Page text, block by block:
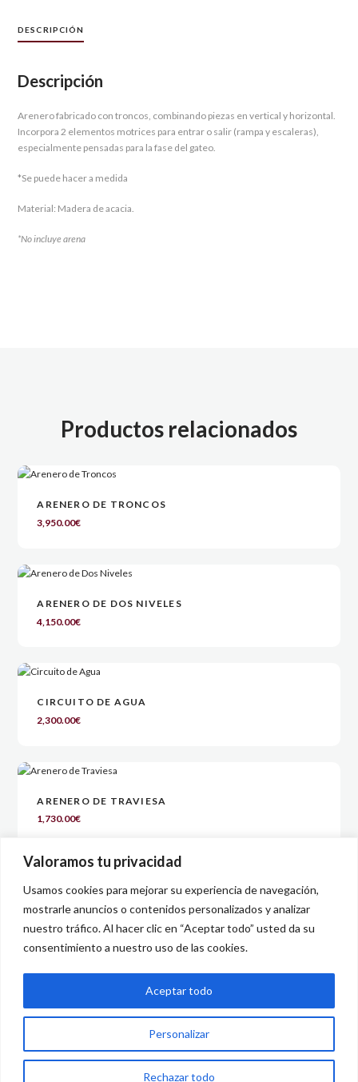
Valoramos tu privacidad
Usamos cookies para mejorar su experiencia de navegación,
mostrarle anuncios o contenidos personalizados y analizar
nuestro tráfico. Al hacer clic en “Aceptar todo” usted da su
consentimiento a nuestro uso de las cookies.
Personalizar
Rechazar todo
Aceptar todo
DESCRIPCIÓN
Descripción
Arenero fabricado con troncos, combinando piezas en vertical y horizontal.
Incorpora 2 elementos motrices para entrar o salir (rampa y escaleras),
especialmente pensadas para la fase del gateo.
*Se puede hacer a medida
Material: Madera de acacia.
*No incluye arena
Productos relacionados
ARENERO DE TRONCOS
3,950.00€
ARENERO DE DOS NIVELES
4,150.00€
CIRCUITO DE AGUA
2,300.00€
ARENERO DE TRAVIESA
1,730.00€
puntos de vista y las opiniones expresadas son únicamente los del autor o
Europea. Ni la Unión Europea ni la Comisión Europea pueden ser
consideradas responsables de las mismas.